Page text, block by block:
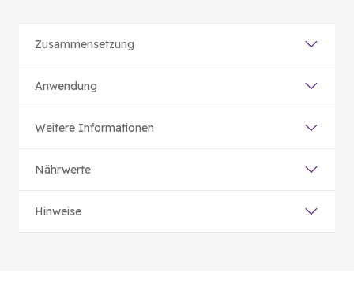
Zusammensetzung
Anwendung
Weitere Informationen
Nährwerte
Hinweise